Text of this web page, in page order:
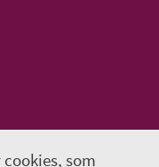
som